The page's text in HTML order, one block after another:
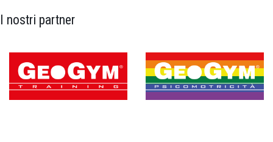
I nostri partner